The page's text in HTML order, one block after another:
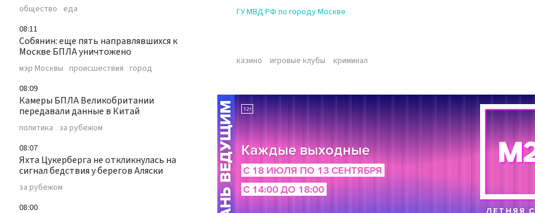
общество еда
08:11
Собянин: еще пять направлявшихся к
Москве БПЛА уничтожено
мэр Москвы происшествия город
08:09
Камеры БПЛА Великобритании
передавали данные в Китай
политика за рубежом
08:07
Яхта Цукерберга не откликнулась на
сигнал бедствия у берегов Аляски
за рубежом
08:00
ГУ МВД РФ по городу Москве
казино игровые клубы криминал